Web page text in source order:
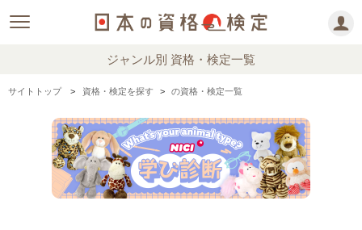
ジャンル別 資格・検定一覧
サイトトップ 資格・検定を探す の資格・検定一覧